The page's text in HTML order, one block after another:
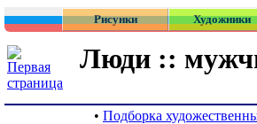
Рисунки Художники
Люди ::
• Подборка